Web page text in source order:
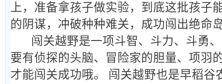
上，准备拿孩子做实验，到底这批孩子
的阴谋，冲破种种难关，成功闯出绝命
闯关越野是一项斗智、斗力、斗勇、
要有侦探的头脑、冒险家的胆量、项羽
才能闯关成功哦。 闯关越野也是早稻谷